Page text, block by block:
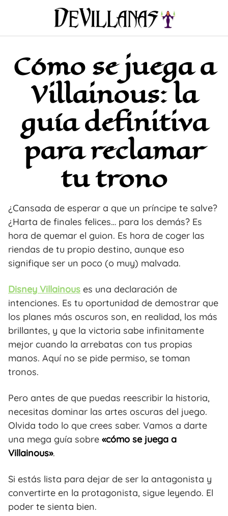
Cómo se juega a
Villainous: la
guía definitiva
para reclamar
tu trono
¿Cansada de esperar a que un príncipe te salve?
¿Harta de finales felices… para los demás? Es
hora de quemar el guion. Es hora de coger las
riendas de tu propio destino, aunque eso
signifique ser un poco (o muy) malvada.
Disney Villainous es una declaración de
intenciones. Es tu oportunidad de demostrar que
los planes más oscuros son, en realidad, los más
brillantes, y que la victoria sabe infinitamente
mejor cuando la arrebatas con tus propias
manos. Aquí no se pide permiso, se toman
tronos.
Pero antes de que puedas reescribir la historia,
necesitas dominar las artes oscuras del juego.
Olvida todo lo que crees saber. Vamos a darte
una mega guía sobre «cómo se juega a
Villainous».
Si estás lista para dejar de ser la antagonista y
convertirte en la protagonista, sigue leyendo. El
poder te sienta bien.